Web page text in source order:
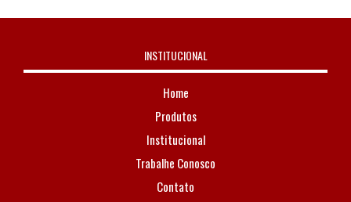
INSTITUCIONAL
Home
Produtos
Institucional
Trabalhe Conosco
Contato